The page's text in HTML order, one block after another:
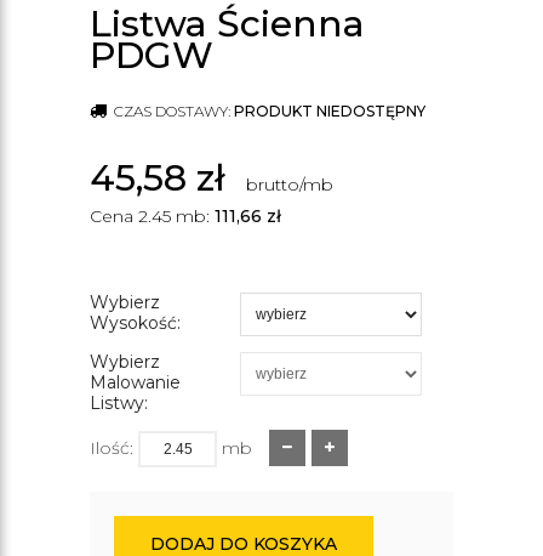
Listwa Ścienna
PDGW
CZAS DOSTAWY: PRODUKT NIEDOSTĘPNY
45,58 zł
brutto/mb
Cena 2.45 mb: 111,66 zł
Wybierz
Wysokość:
Wybierz
Malowanie
Listwy:
Ilość: mb
DODAJ DO KOSZYKA